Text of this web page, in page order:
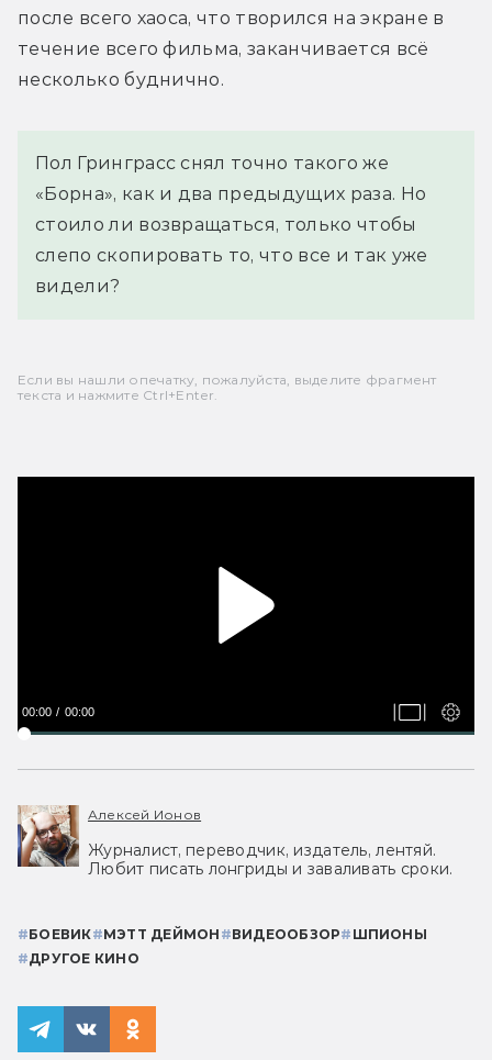
после всего хаоса, что творился на экране в
течение всего фильма, заканчивается всё
несколько буднично.
Пол Гринграсс снял точно такого же
«Борна», как и два предыдущих раза. Но
стоило ли возвращаться, только чтобы
слепо скопировать то, что все и так уже
видели?
Если вы нашли опечатку, пожалуйста, выделите фрагмент
текста и нажмите Ctrl+Enter.
00:00 00:00
Алексей Ионов
Журналист, переводчик, издатель, лентяй.
Любит писать лонгриды и заваливать сроки.
#БОЕВИК#МЭТТ ДЕЙМОН #ВИДЕООБЗОР# ШПИОНЫ
#ДРУГОЕ КИНО